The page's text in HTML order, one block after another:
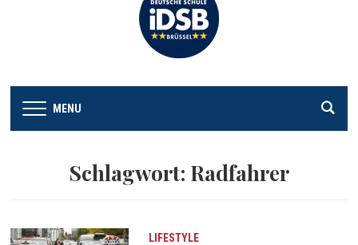
MENU
Schlagwort: Radfahrer
LIFESTYLE